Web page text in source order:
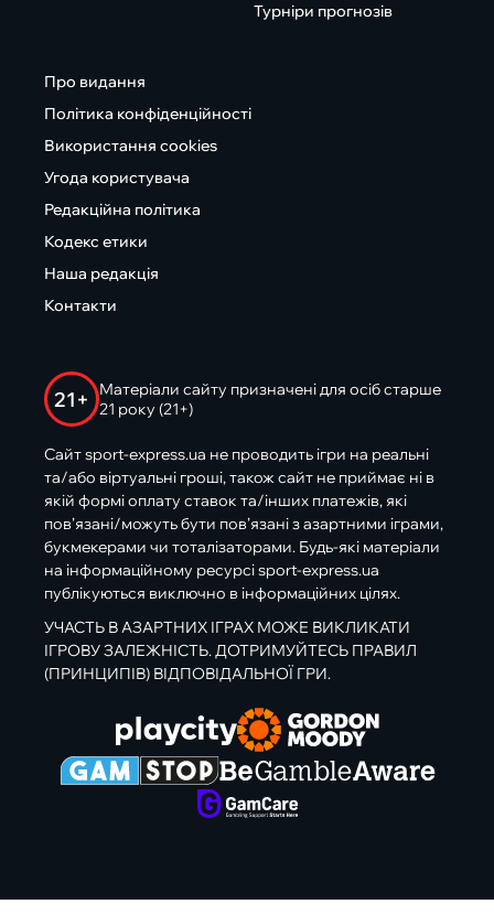
Турніри прогнозів
Про видання
Політика конфіденційності
Використання cookies
Угода користувача
Редакційна політика
Кодекс етики
Наша редакція
Контакти
21+
Матеріали сайту призначені для осіб старше
21 року (21+)
Сайт sport-express.ua не проводить ігри на реальні
та/або віртуальні гроші, також сайт не приймає ні в
якій формі оплату ставок та/інших платежів, які
пов’язані/можуть бути пов’язані з азартними іграми,
букмекерами чи тоталізаторами. Будь-які матеріали
на інформаційному ресурсі sport-express.ua
публікуються виключно в інформаційних цілях.
УЧАСТЬ В АЗАРТНИХ ІГРАХ МОЖЕ ВИКЛИКАТИ
ІГРОВУ ЗАЛЕЖНІСТЬ. ДОТРИМУЙТЕСЬ ПРАВИЛ
(ПРИНЦИПІВ) ВІДПОВІДАЛЬНОЇ ГРИ.